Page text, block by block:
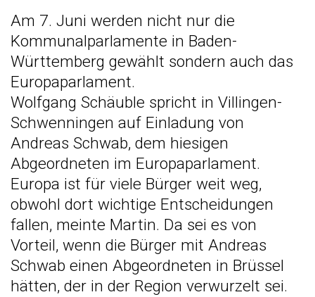
Am 7. Juni werden nicht nur die
Kommunalparlamente in Baden-
Württemberg gewählt sondern auch das
Europaparlament.
Wolfgang Schäuble spricht in Villingen-
Schwenningen auf Einladung von
Andreas Schwab, dem hiesigen
Abgeordneten im Europaparlament.
Europa ist für viele Bürger weit weg,
obwohl dort wichtige Entscheidungen
fallen, meinte Martin. Da sei es von
Vorteil, wenn die Bürger mit Andreas
Schwab einen Abgeordneten in Brüssel
hätten, der in der Region verwurzelt sei.